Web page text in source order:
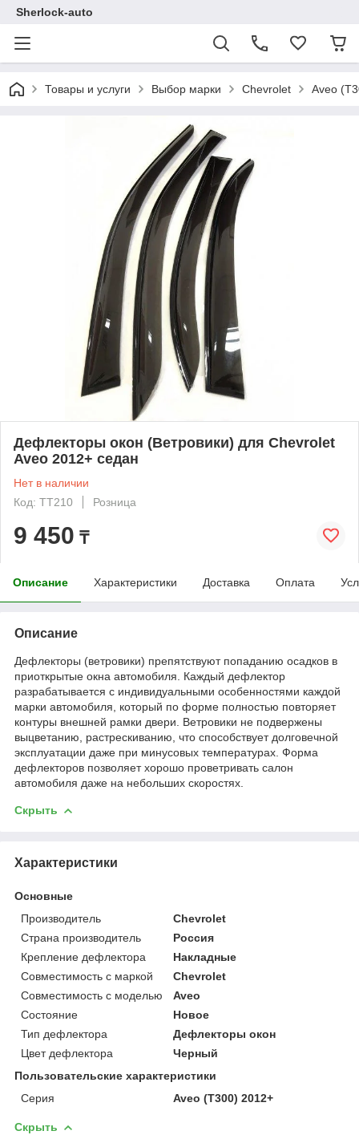
Sherlock-auto
Товары и услуги Выбор марки Chevrolet Aveo
Дефлекторы окон (Ветровики) для Chevrolet
Aveo 2012+ седан
Нет в наличии
Код: TT210
Розница
9 450 ₸
Описание Характеристики Доставка Оплата
Описание
Дефлекторы (ветровики) препятствуют попаданию осадков в
приоткрытые окна автомобиля. Каждый дефлектор
разрабатывается с индивидуальными особенностями каждой
марки автомобиля, который по форме полностью повторяет
контуры внешней рамки двери. Ветровики не подвержены
выцветанию, растрескиванию, что способствует долговечной
эксплуатации даже при минусовых температурах. Форма
дефлекторов позволяет хорошо проветривать салон
автомобиля даже на небольших скоростях.
Скрыть
Характеристики
Основные
Производитель
Chevrolet
Страна производитель
Россия
Крепление дефлектора
Накладные
Совместимость с маркой
Chevrolet
Совместимость с моделью
Aveo
Состояние
Новое
Тип дефлектора
Дефлекторы окон
Цвет дефлектора
Черный
Пользовательские характеристики
Серия
Aveo (T300) 2012+
Скрыть